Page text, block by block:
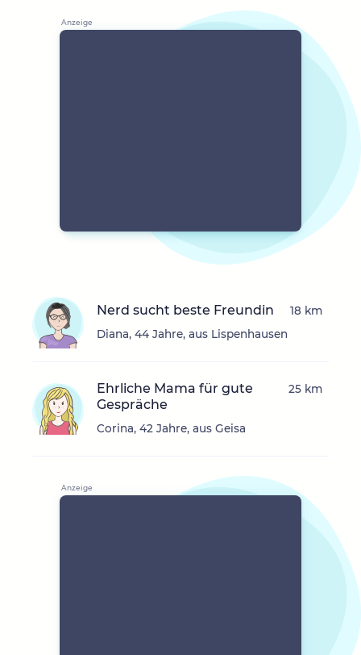
Nerd sucht beste Freundin
Diana, 44 Jahre, aus Lispenhausen
18 km
Ehrliche Mama für gute
Gespräche
Corina, 42 Jahre, aus Geisa
25 km